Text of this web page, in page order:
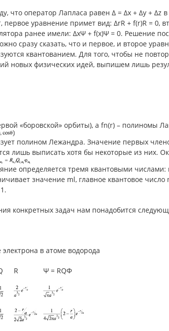
что оператор Лапласа равен Δ = Δx + Δy + Δz
первое уравнение примет вид: ΔrR + f(r)R = 0,
ранее имели: ΔxΨ + f(x)Ψ = 0. Решение
сразу сказать, что и первое, и второе
квантованием. Для того, чтобы не
новых физических идей, выпишем лишь
«боровской» орбиты), а fn(r) – полиномы
полином Лежандра. Значение первых
лишь выписать хотя бы некоторые из них.
определяется тремя квантовыми
значение ml, главное квантовое
конкретных задач нам понадобится
электрона в атоме водорода
R Ψ = RQΦ